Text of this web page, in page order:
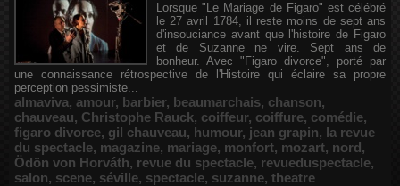
Lorsque "Le Mariage de Figaro" est célébré
le 27 avril 1784, il reste moins de sept ans
d'insouciance avant que l'histoire de Figaro
et de Suzanne ne vire. Sept ans de
bonheur. Avec "Figaro divorce", porté par
une connaissance rétrospective de l'Histoire qui éclaire sa propre
perception pessimiste...
almaviva, amour, barbier, beaumarchais, chanson,
chauveau, Christophe Rauck, coiffeur, coiffure, comédie,
figaro divorce, gil chauveau, humour, jean grapin, la revue
du spectacle, magazine, mariage, monfort, mozart, nord,
Ödön von Horváth, revue du spectacle, revueduspectacle,
salon, scene, séville, spectacle, suzanne, theatre